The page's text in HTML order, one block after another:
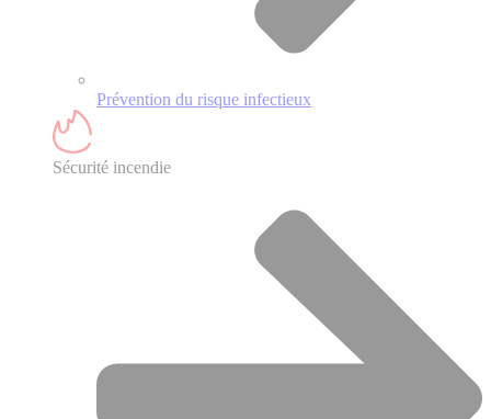
Prévention du risque infectieux
Sécurité incendie